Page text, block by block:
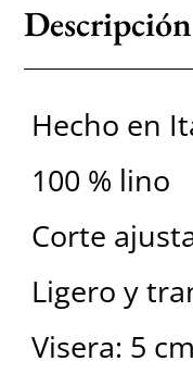
Descripción
Hecho en
100 % lino
Corte
Ligero y
Visera: 5 cm